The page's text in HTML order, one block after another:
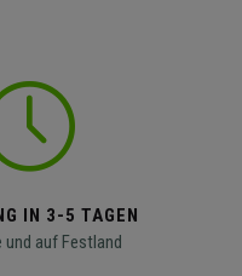
IN 3-5 TAGEN
und auf Festland